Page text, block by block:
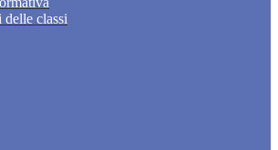
delle classi